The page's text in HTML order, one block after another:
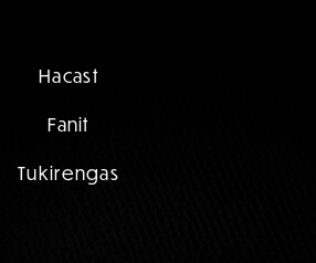
Hacast
Fanit
Tukirengas